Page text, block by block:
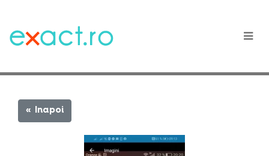
« Inapoi